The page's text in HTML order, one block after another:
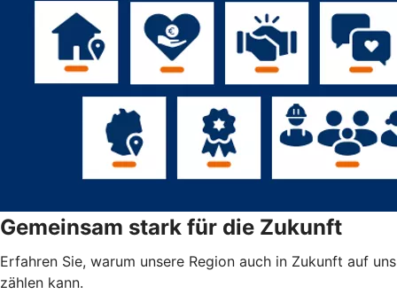
Gemeinsam stark für die Zukunft
Erfahren Sie, warum unsere Region auch in Zukunft auf uns
zählen kann.